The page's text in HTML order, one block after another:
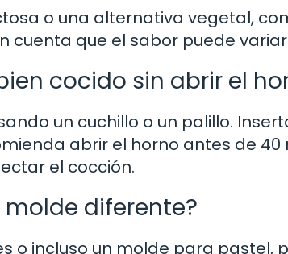
o una alternativa vegetal,
cuenta que el sabor puede
cocido sin abrir el
un cuchillo o un palillo.
abrir el horno antes de 40
el cocción.
molde diferente?
o incluso un molde para pastel,